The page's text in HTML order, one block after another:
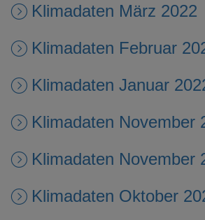
Klimadaten März 2022
Klimadaten Februar
Klimadaten Januar
Klimadaten November
Klimadaten November
Klimadaten Oktober